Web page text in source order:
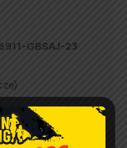
GBSAJ-23